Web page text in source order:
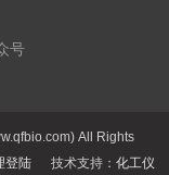
号
All Rights
登陆 技术支持： 化工仪